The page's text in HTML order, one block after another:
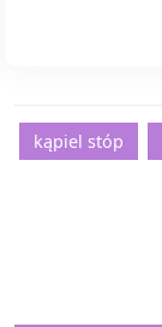
kąpiel stóp